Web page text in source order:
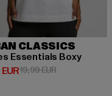
CLASSICS
Essentials Boxy
Preis: 14,99 EUR
19,99 EURAktionspreis: